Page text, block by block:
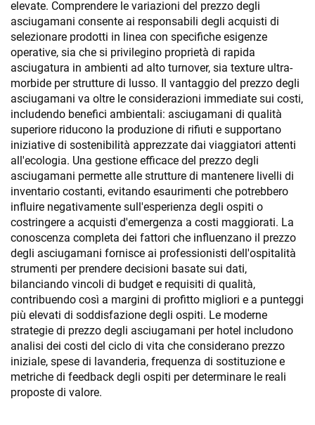
elevate. Comprendere le variazioni del prezzo degli
asciugamani consente ai responsabili degli acquisti di
selezionare prodotti in linea con specifiche esigenze
operative, sia che si privilegino proprietà di rapida
asciugatura in ambienti ad alto turnover, sia texture ultra-
morbide per strutture di lusso. Il vantaggio del prezzo degli
asciugamani va oltre le considerazioni immediate sui costi,
includendo benefici ambientali: asciugamani di qualità
superiore riducono la produzione di rifiuti e supportano
iniziative di sostenibilità apprezzate dai viaggiatori attenti
all'ecologia. Una gestione efficace del prezzo degli
asciugamani permette alle strutture di mantenere livelli di
inventario costanti, evitando esaurimenti che potrebbero
influire negativamente sull'esperienza degli ospiti o
costringere a acquisti d'emergenza a costi maggiorati. La
conoscenza completa dei fattori che influenzano il prezzo
degli asciugamani fornisce ai professionisti dell'ospitalità
strumenti per prendere decisioni basate sui dati,
bilanciando vincoli di budget e requisiti di qualità,
contribuendo così a margini di profitto migliori e a punteggi
più elevati di soddisfazione degli ospiti. Le moderne
strategie di prezzo degli asciugamani per hotel includono
analisi dei costi del ciclo di vita che considerano prezzo
iniziale, spese di lavanderia, frequenza di sostituzione e
metriche di feedback degli ospiti per determinare le reali
proposte di valore.